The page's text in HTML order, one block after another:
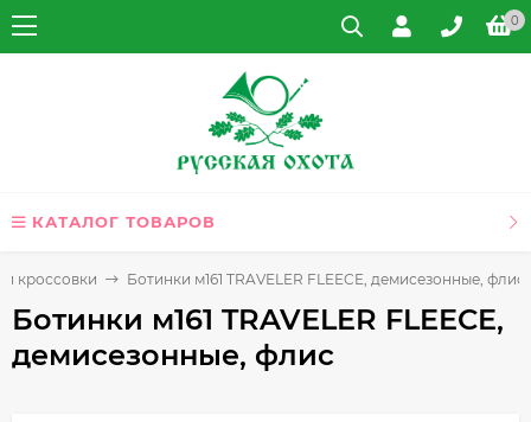
0
КАТАЛОГ ТОВАРОВ
кроссовки Ботинки м161 TRAVЕLER FLEECE, демисезонные, флис
Ботинки м161 TRAVЕLER FLEECE,
демисезонные, флис